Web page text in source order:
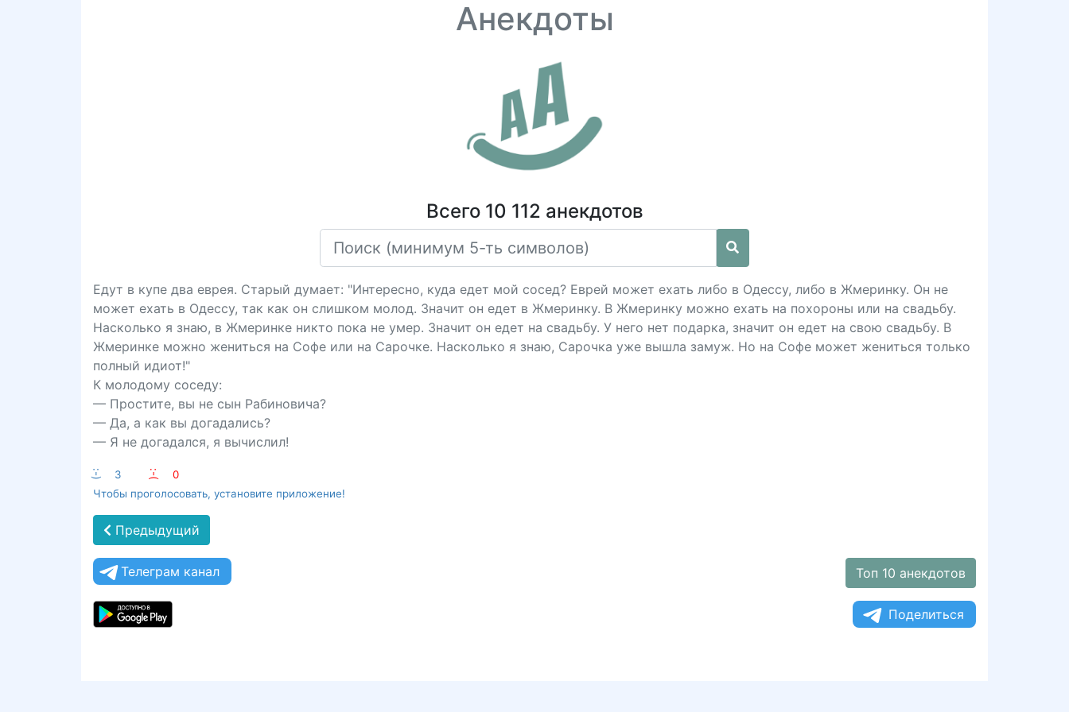
Анекдоты
Всего 10 112 анекдотов
Едут в купе два еврея. Старый думает: "Интересно, куда едет мой сосед? Еврей может ехать либо в Одессу, либо в Жмеринку. Он не
может ехать в Одессу, так как он слишком молод. Значит он едет в Жмеринку. В Жмеринку можно ехать на похороны или на свадьбу.
Насколько я знаю, в Жмеринке никто пока не умер. Значит он едет на свадьбу. У него нет подарка, значит он едет на свою свадьбу. В
Жмеринке можно жениться на Софе или на Сарочке. Насколько я знаю, Сарочка уже вышла замуж. Но на Софе может жениться только
полный идиот!"
К молодому соседу:
— Простите, вы не сын Рабиновича?
— Да, а как вы догадались?
— Я не догадался, я вычислил!
:-) 3 :-(
0
Чтобы проголосовать, установите приложение!
Предыдущий
Телеграм канал Топ 10 анекдотов
Поделиться